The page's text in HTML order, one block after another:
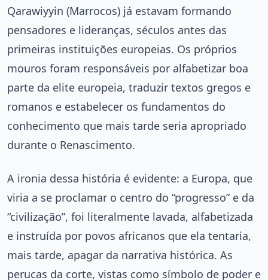
Qarawiyyin (Marrocos) já estavam formando
pensadores e lideranças, séculos antes das
primeiras instituições europeias. Os próprios
mouros foram responsáveis por alfabetizar boa
parte da elite europeia, traduzir textos gregos e
romanos e estabelecer os fundamentos do
conhecimento que mais tarde seria apropriado
durante o Renascimento.
A ironia dessa história é evidente: a Europa, que
viria a se proclamar o centro do “progresso” e da
“civilização”, foi literalmente lavada, alfabetizada
e instruída por povos africanos que ela tentaria,
mais tarde, apagar da narrativa histórica. As
perucas da corte, vistas como símbolo de poder e